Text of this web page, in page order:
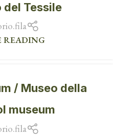
del Tessile
READING
/ Museo della
museum